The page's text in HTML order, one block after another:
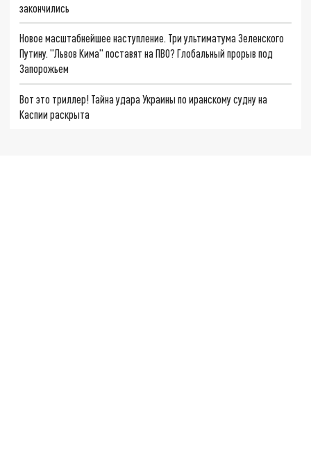
закончились
Новое масштабнейшее наступление. Три ультиматума Зеленского
Путину. "Львов Кима" поставят на ПВО? Глобальный прорыв под
Запорожьем
Вот это триллер! Тайна удара Украины по иранскому судну на
Каспии раскрыта